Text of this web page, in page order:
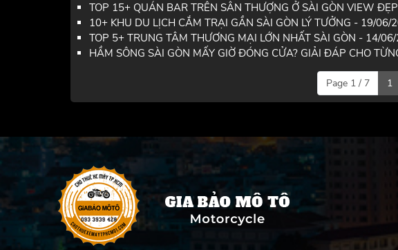
TOP 15+ QUÁN BAR TRÊN SÂN THƯỢNG Ở SÀI GÒN VIEW
10+ KHU DU LỊCH CẮM TRẠI GẦN SÀI GÒN LÝ TƯỞNG - 19/06/
TOP 5+ TRUNG TÂM THƯƠNG MẠI LỚN NHẤT SÀI GÒN - 14/
HẦM SÔNG SÀI GÒN MẤY GIỜ ĐÓNG CỬA? GIẢI ĐÁP CHO
Page 1 / 7 1